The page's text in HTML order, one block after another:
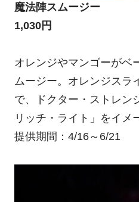
魔法陣スムージー
1,030円
オレンジやマンゴーがベ
ムージー。オレンジスラ
で、ドクター・ストレン
リッチ・ライト」をイメ
提供期間：4/16～6/21